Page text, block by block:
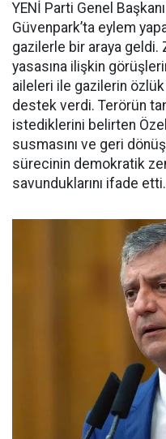
YENİ Parti Genel
Güvenpark’ta eylem
gazilerle bir araya geldi.
yasasına ilişkin
aileleri ile gazilerin
destek verdi. Terörün
istediklerini belirten
susmasını ve geri
sürecinin demokratik
savunduklarını ifade etti.